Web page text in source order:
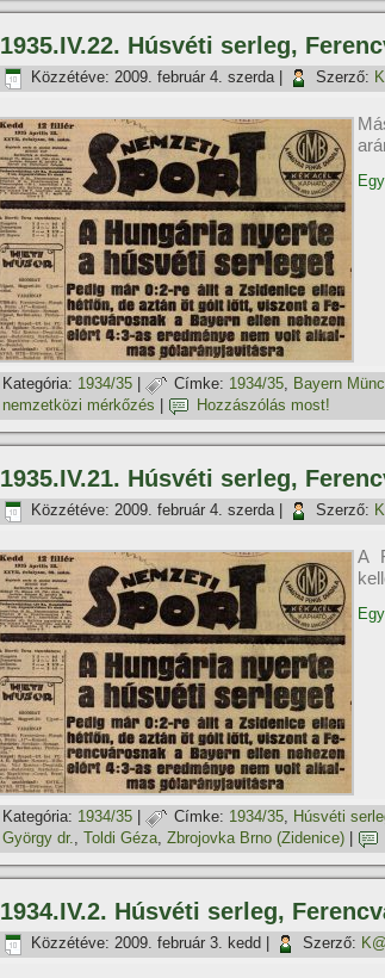
1935.IV.22. Húsvéti serleg,
Közzétéve: 2009. február 4. szerda| Szerző:
Kategória: 1934/35 Címke: 1934/35, Bayern
nemzetközi mérkőzés
Hozzászólás most!
1935.IV.21. Húsvéti serleg,
Közzétéve: 2009. február 4. szerda| Szerző:
A
Kategória: 1934/35 Címke: 1934/35, Húsvéti
György dr., Toldi Géza, Zbrojovka Brno (Zidenice)
1934.IV.2. Húsvéti serleg,
Közzétéve: 2009. február 3. kedd Szerző: